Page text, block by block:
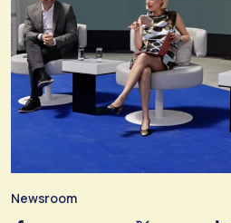
Newsroom